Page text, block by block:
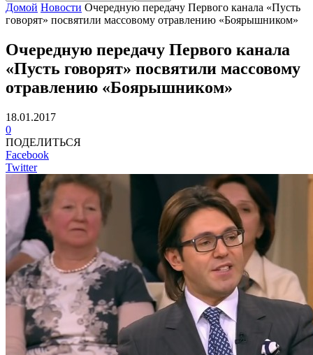
Домой Новости Очередную передачу Первого канала «Пусть
говорят» посвятили массовому отравлению «Боярышником»
Очередную передачу Первого канала
«Пусть говорят» посвятили массовому
отравлению «Боярышником»
18.01.2017
0
ПОДЕЛИТЬСЯ
Facebook
Twitter